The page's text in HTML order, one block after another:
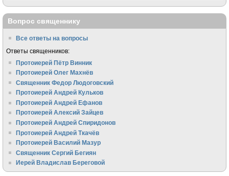
Вопрос священнику
Все ответы на вопросы
Ответы священников:
Протоиерей Пётр Винник
Протоиерей Олег Махнёв
Священник Федор Людоговский
Протоиерей Андрей Кульков
Протоиерей Андрей Ефанов
Протоиерей Алексий Зайцев
Протоиерей Андрей Спиридонов
Протоиерей Андрей Ткачёв
Протоиерей Василий Мазур
Священник Сергий Бегиян
Иерей Владислав Береговой